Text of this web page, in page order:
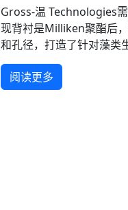
Gross-温 Technologies
现背衬是Milliken聚酯后
和孔径，打造了针对藻类
阅读更多